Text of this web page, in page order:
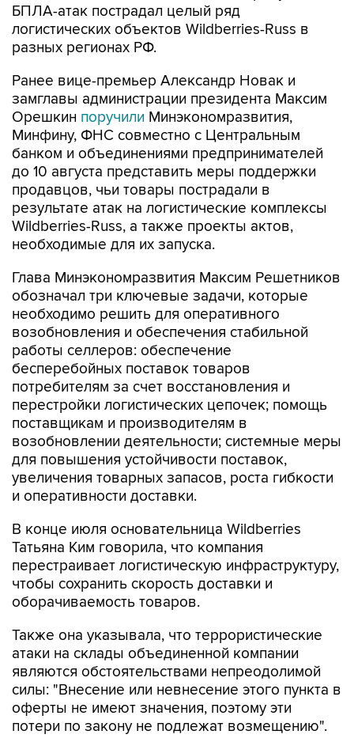
БПЛА-атак пострадал целый ряд
логистических объектов Wildberries-Russ в
разных регионах РФ.
Ранее вице-премьер Александр Новак и
замглавы администрации президента Максим
Орешкин поручили Минэкономразвития,
Минфину, ФНС совместно с Центральным
банком и объединениями предпринимателей
до 10 августа представить меры поддержки
продавцов, чьи товары пострадали в
результате атак на логистические комплексы
Wildberries-Russ, а также проекты актов,
необходимые для их запуска.
Глава Минэкономразвития Максим Решетников
обозначал три ключевые задачи, которые
необходимо решить для оперативного
возобновления и обеспечения стабильной
работы селлеров: обеспечение
бесперебойных поставок товаров
потребителям за счет восстановления и
перестройки логистических цепочек; помощь
поставщикам и производителям в
возобновлении деятельности; системные меры
для повышения устойчивости поставок,
увеличения товарных запасов, роста гибкости
и оперативности доставки.
В конце июля основательница Wildberries
Татьяна Ким говорила, что компания
перестраивает логистическую инфраструктуру,
чтобы сохранить скорость доставки и
оборачиваемость товаров.
Также она указывала, что террористические
атаки на склады объединенной компании
являются обстоятельствами непреодолимой
силы: "Внесение или невнесение этого пункта в
оферты не имеют значения, поэтому эти
потери по закону не подлежат возмещению".